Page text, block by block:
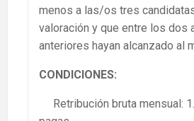
menos a las/os tres
valoración y que entre los dos
anteriores hayan alcanzado al
CONDICIONES:
Retribución bruta mensual: